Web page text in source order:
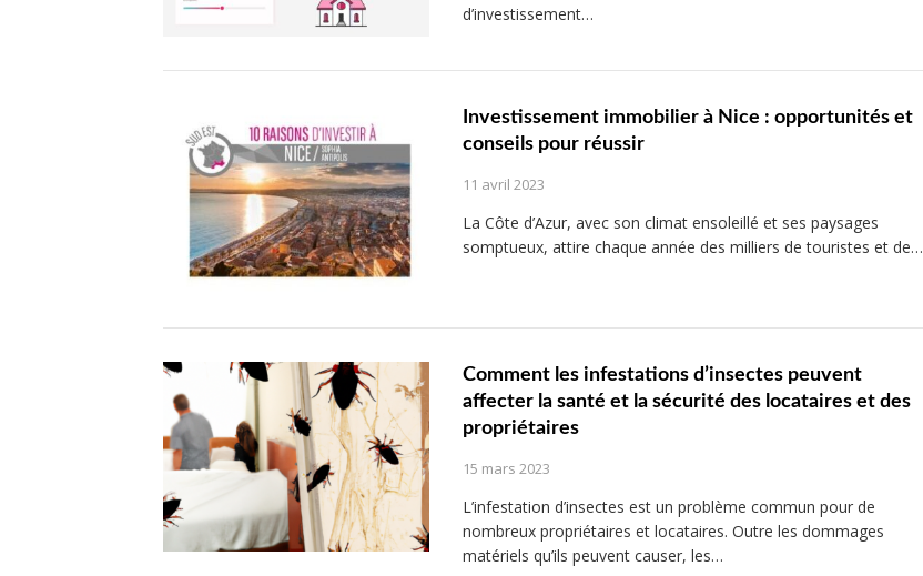
d’investissement…
Investissement immobilier à Nice : opportunités et
conseils pour réussir
11 avril 2023
La Côte d’Azur, avec son climat ensoleillé et ses paysages
somptueux, attire chaque année des milliers de touristes et de…
Comment les infestations d’insectes peuvent
affecter la santé et la sécurité des locataires et des
propriétaires
15 mars 2023
L’infestation d’insectes est un problème commun pour de
nombreux propriétaires et locataires. Outre les dommages
matériels qu’ils peuvent causer, les…